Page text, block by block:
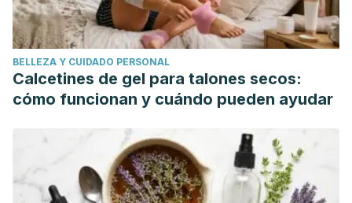
BELLEZA Y CUIDADO PERSONAL
Calcetines de gel para talones secos:
cómo funcionan y cuándo pueden ayudar